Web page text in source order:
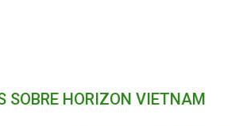
SOBRE HORIZON VIETNAM